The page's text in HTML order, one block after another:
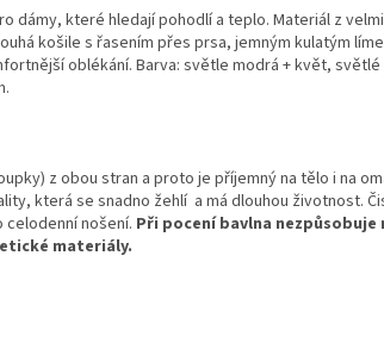
dámy, které hledají pohodlí a teplo. Materiál z
košile s řasením přes prsa, jemným kulatým
oblékání. Barva: světle modrá + květ,
z obou stran a proto je příjemný na tělo i na
která se snadno žehlí a má dlouhou životnost.
nošení. Při pocení bavlna nezpůsobuje
materiály.